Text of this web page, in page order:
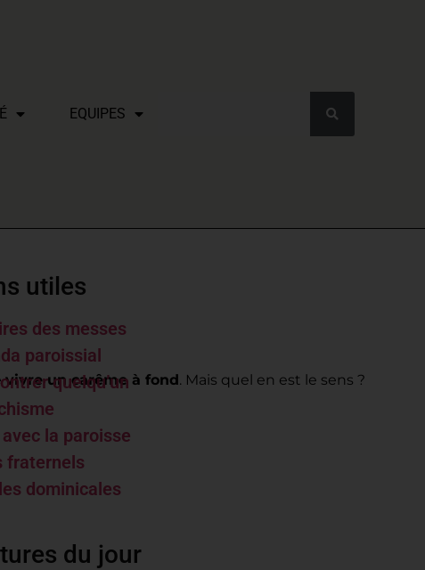
EQUIPES
vivre un carême à fond. Mais quel en est le sens ?
utiles
des messes
paroissial
quelqu’un
la paroisse
fraternels
dominicales
du jour